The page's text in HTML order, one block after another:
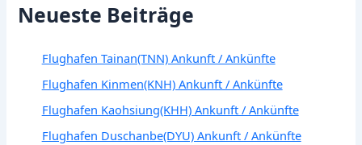
Neueste Beiträge
Flughafen Tainan(TNN) Ankunft / Ankünfte
Flughafen Kinmen(KNH) Ankunft / Ankünfte
Flughafen Kaohsiung(KHH) Ankunft / Ankünfte
Flughafen Duschanbe(DYU) Ankunft / Ankünfte